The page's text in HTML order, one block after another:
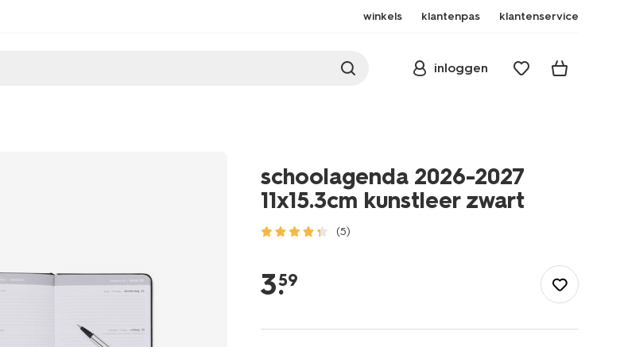
winkels klantenpas klantenservice
inloggen
schoolagenda 2026-2027
11x15.3cm kunstleer zwart
(5)
2026-
3.
59